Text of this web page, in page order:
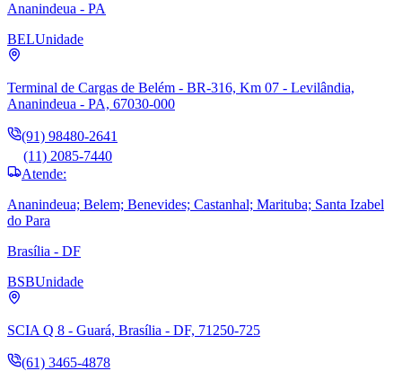
Ananindeua - PA
BELUnidade
Terminal de Cargas de Belém - BR-316, Km 07 - Levilândia,
Ananindeua - PA, 67030-000
(91) 98480-2641
(11) 2085-7440
Atende:
Ananindeua; Belem; Benevides; Castanhal; Marituba; Santa Izabel
do Para
Brasília - DF
BSBUnidade
SCIA Q 8 - Guará, Brasília - DF, 71250-725
(61) 3465-4878